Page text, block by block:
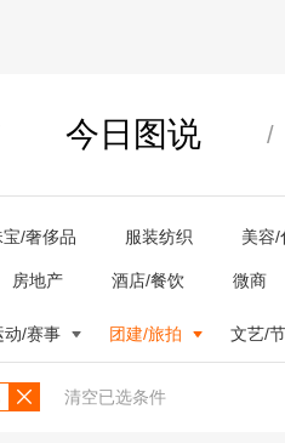
今日图说 /
宝/奢侈品 服装纺织 美容/
房地产 酒店/餐饮 微商
动/赛事 团建/旅拍 文艺/
清空已选条件